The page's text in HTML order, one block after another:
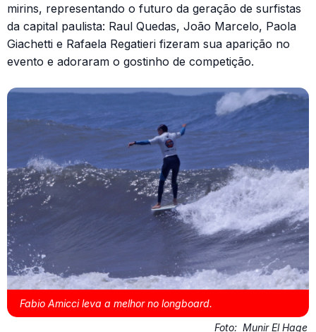
mirins, representando o futuro da geração de surfistas
da capital paulista: Raul Quedas, João Marcelo, Paola
Giachetti e Rafaela Regatieri fizeram sua aparição no
evento e adoraram o gostinho de competição.
Fabio Amicci leva a melhor no longboard.
Foto: Munir El Hage